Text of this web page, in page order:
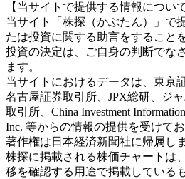
【当サイトで提供する情報について
当サイト「株探（かぶたん）」で
たは投資に関する助言をすること
投資の決定は、ご自身の判断でな
ます。
当サイトにおけるデータは、東京
名古屋証券取引所、JPX総研、ジ
取引所、China Investment
Inc. 等からの情報の提供を受けて
著作権は日本経済新聞社に帰属しま
株探に掲載される株価チャートは
移を確認する用途で掲載している